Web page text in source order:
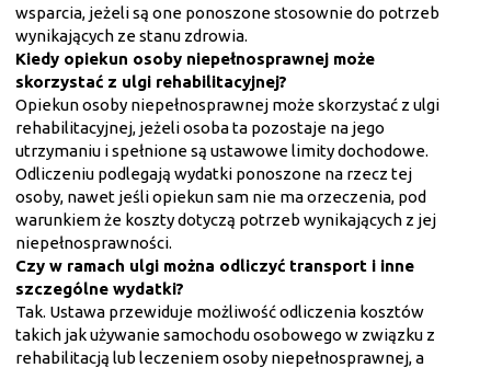
wsparcia, jeżeli są one ponoszone stosownie do potrzeb
wynikających ze stanu zdrowia.
Kiedy opiekun osoby niepełnosprawnej może
skorzystać z ulgi rehabilitacyjnej?
Opiekun osoby niepełnosprawnej może skorzystać z ulgi
rehabilitacyjnej, jeżeli osoba ta pozostaje na jego
utrzymaniu i spełnione są ustawowe limity dochodowe.
Odliczeniu podlegają wydatki ponoszone na rzecz tej
osoby, nawet jeśli opiekun sam nie ma orzeczenia, pod
warunkiem że koszty dotyczą potrzeb wynikających z jej
niepełnosprawności.
Czy w ramach ulgi można odliczyć transport i inne
szczególne wydatki?
Tak. Ustawa przewiduje możliwość odliczenia kosztów
takich jak używanie samochodu osobowego w związku z
rehabilitacją lub leczeniem osoby niepełnosprawnej, a